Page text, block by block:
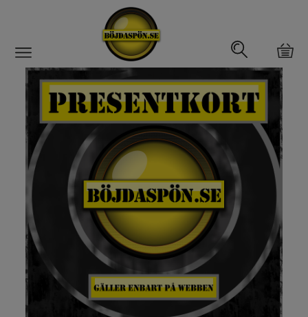
Gäddfemman
Abborrfemman
Interfiske
Spön
Fiskeset
Fiskedrag